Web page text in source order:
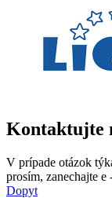
Kontaktujte
V prípade otázok
prosím, zanechajte
Dopyt